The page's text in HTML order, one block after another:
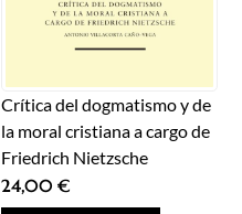
Crítica del dogmatismo y de
la moral cristiana a cargo de
Friedrich Nietzsche
24,00€